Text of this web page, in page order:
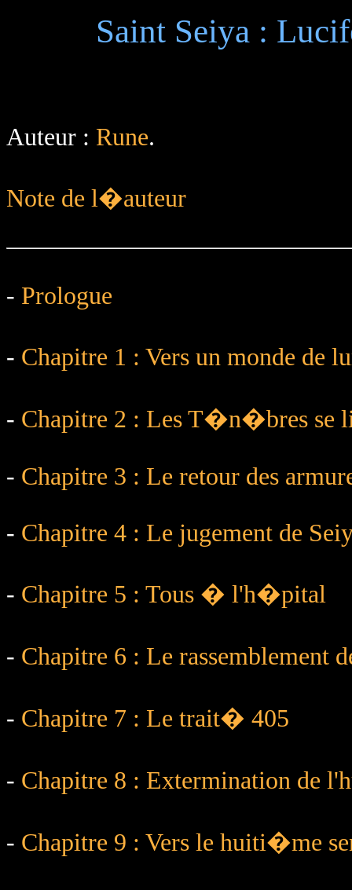
Saint Seiya :
Auteur : Rune.
Note de l�auteur
- Prologue
- Chapitre 1 : Vers un monde de
- Chapitre 2 : Les T�n�bres se
- Chapitre 3 : Le retour des
- Chapitre 4 : Le jugement de
- Chapitre 5 : Tous � l'h�pital
- Chapitre 6 : Le
- Chapitre 7 : Le trait� 405
- Chapitre 8 : Extermination de
- Chapitre 9 : Vers le huiti�me